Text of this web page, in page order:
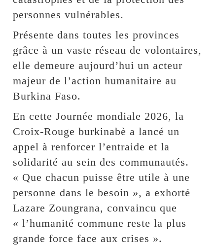
personnes vulnérables.
Présente dans toutes les provinces
grâce à un vaste réseau de volontaires,
elle demeure aujourd’hui un acteur
majeur de l’action humanitaire au
Burkina Faso.
En cette Journée mondiale 2026, la
Croix-Rouge burkinabè a lancé un
appel à renforcer l’entraide et la
solidarité au sein des communautés.
« Que chacun puisse être utile à une
personne dans le besoin », a exhorté
Lazare Zoungrana, convaincu que
« l’humanité commune reste la plus
grande force face aux crises ».